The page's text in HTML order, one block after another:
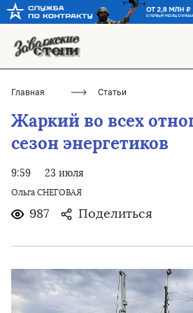
Главная Статьи
Жаркий во всех
сезон энергетиков
9:59 23 июля
Ольга СНЕГОВАЯ
987 Поделиться